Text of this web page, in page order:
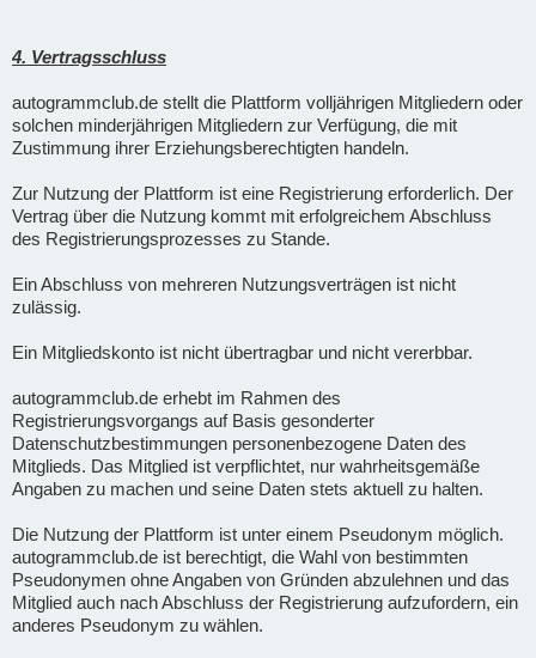
4. Vertragsschluss
autogrammclub.de stellt die Plattform volljährigen Mitgliedern oder
solchen minderjährigen Mitgliedern zur Verfügung, die mit
Zustimmung ihrer Erziehungsberechtigten handeln.
Zur Nutzung der Plattform ist eine Registrierung erforderlich. Der
Vertrag über die Nutzung kommt mit erfolgreichem Abschluss
des Registrierungsprozesses zu Stande.
Ein Abschluss von mehreren Nutzungsverträgen ist nicht
zulässig.
Ein Mitgliedskonto ist nicht übertragbar und nicht vererbbar.
autogrammclub.de erhebt im Rahmen des
Registrierungsvorgangs auf Basis gesonderter
Datenschutzbestimmungen personenbezogene Daten des
Mitglieds. Das Mitglied ist verpflichtet, nur wahrheitsgemäße
Angaben zu machen und seine Daten stets aktuell zu halten.
Die Nutzung der Plattform ist unter einem Pseudonym möglich.
autogrammclub.de ist berechtigt, die Wahl von bestimmten
Pseudonymen ohne Angaben von Gründen abzulehnen und das
Mitglied auch nach Abschluss der Registrierung aufzufordern, ein
anderes Pseudonym zu wählen.